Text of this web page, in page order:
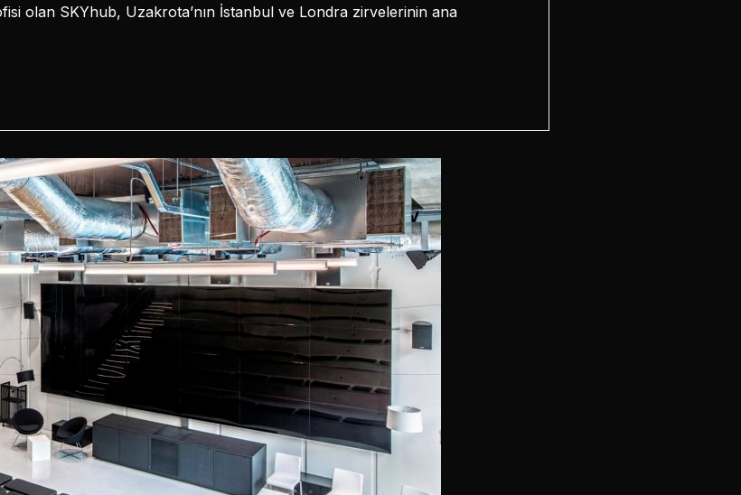
olan SKYhub, Uzakrota’nın İstanbul ve Londra zirvelerinin ana